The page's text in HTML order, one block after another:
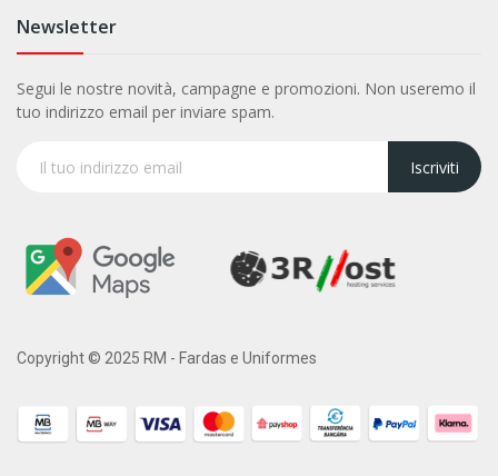
Newsletter
Segui le nostre novità, campagne e promozioni. Non useremo il
tuo indirizzo email per inviare spam.
Iscriviti
Copyright © 2025 RM - Fardas e Uniformes